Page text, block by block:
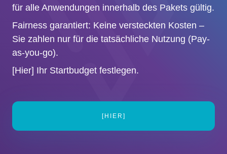
für alle Anwendungen innerhalb des Pakets gültig.
Fairness garantiert: Keine versteckten Kosten –
Sie zahlen nur für die tatsächliche Nutzung (Pay-
as-you-go).
[Hier] Ihr Startbudget festlegen.
[HIER]